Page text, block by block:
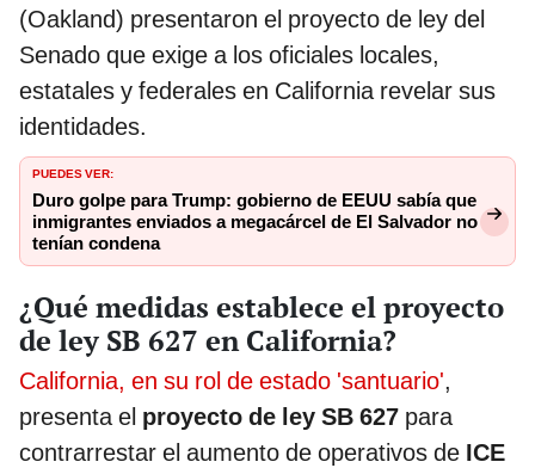
(Oakland) presentaron el proyecto de ley del
Senado que exige a los oficiales locales,
estatales y federales en California revelar sus
identidades.
PUEDES VER:
Duro golpe para Trump: gobierno de EEUU sabía que
inmigrantes enviados a megacárcel de El Salvador no
tenían condena
¿Qué medidas establece el proyecto
de ley SB 627 en California?
California, en su rol de estado 'santuario',
presenta el proyecto de ley SB 627 para
contrarrestar el aumento de operativos de ICE